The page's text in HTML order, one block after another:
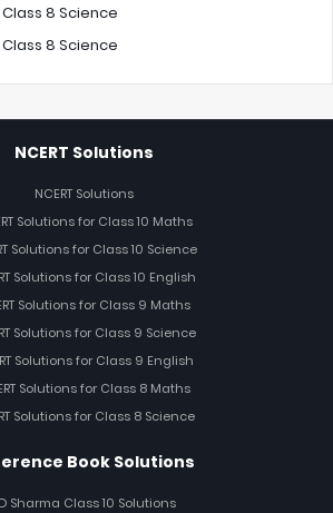
8 Science
8 Science
NCERT Solutions
NCERT Solutions
Solutions for Class 10 Maths
Solutions for Class 10 Science
Solutions for Class 10 English
Solutions for Class 9 Maths
Solutions for Class 9 Science
Solutions for Class 9 English
Solutions for Class 8 Maths
Solutions for Class 8 Science
Book Solutions
Sharma Class 10 Solutions